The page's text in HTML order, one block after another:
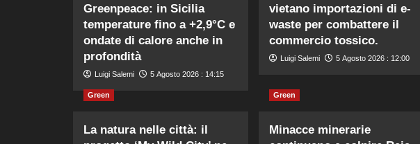
Greenpeace: in Sicilia
temperature fino a +2,9°C e
ondate di calore anche in
profondità
Luigi Salemi 5 Agosto 2026 : 14:15
vietano importazioni di e-
waste per combattere il
commercio tossico.
Luigi Salemi 5 Agosto 2026 : 12:00
Green
La natura nelle città: il
Green
Minacce minerarie